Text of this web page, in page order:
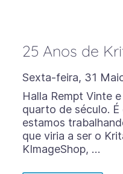
25 Anos de
Sexta-feira, 31
Halla Rempt Vinte
quarto de século.
estamos
que viria a ser o
KImageShop, …